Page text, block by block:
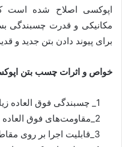
اپوکسی اصلاح شده است
مکانیکی و قدرت چسبندگی
برای پیوند دادن بتن جدید و
خواص و اثرات چسب بتن